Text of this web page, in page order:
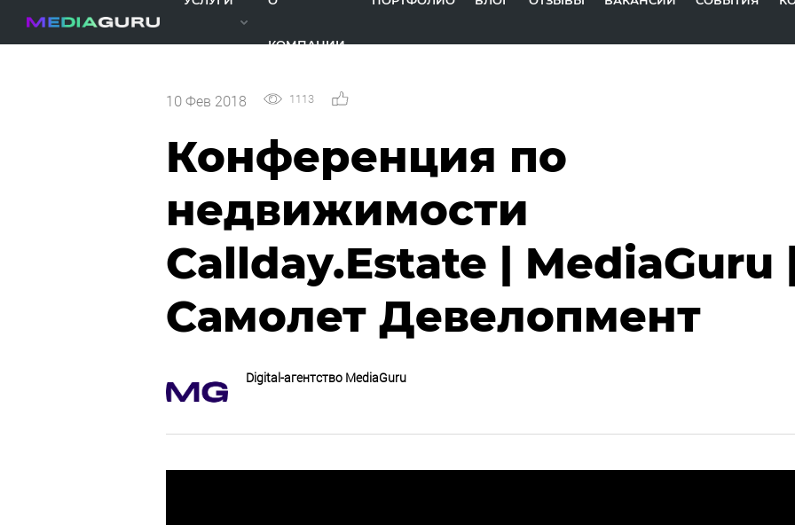
КОМПАНИИ
10 Фев 2018 1113
Конференция по
недвижимости
Callday.Estate | MediaGuru
Самолет Девелопмент
Digital-агентство MediaGuru